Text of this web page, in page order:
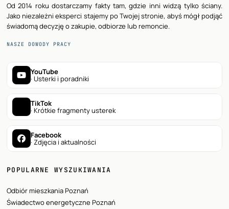
Od 2014 roku dostarczamy fakty tam, gdzie inni widzą tylko ściany.
Jako niezależni eksperci stajemy po Twojej stronie, abyś mógł podjąć
świadomą decyzję o zakupie, odbiorze lub remoncie.
NASZE DOWODY PRACY
YouTube
· Usterki i poradniki
TikTok
· Krótkie fragmenty usterek
Facebook
· Zdjęcia i aktualności
POPULARNE WYSZUKIWANIA
Odbiór mieszkania Poznań
Świadectwo energetyczne Poznań